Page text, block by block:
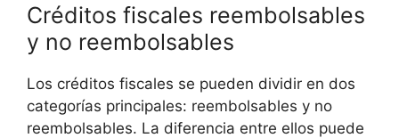
Créditos fiscales ⁤reembolsables
y⁣ no reembolsables
Los créditos fiscales se pueden dividir ​en ‍dos
categorías principales: reembolsables y no
reembolsables. La diferencia ⁤entre ellos puede